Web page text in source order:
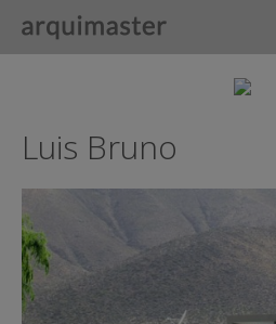
Luis Bruno